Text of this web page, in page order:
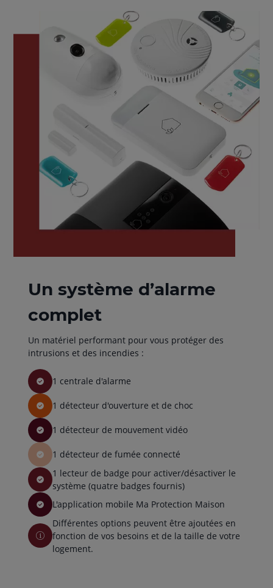
Un système d’alarme
complet
Un matériel performant pour vous protéger des
intrusions et des incendies :
1 centrale d'alarme
1 détecteur d'ouverture et de choc
1 détecteur de mouvement vidéo
1 détecteur de fumée connecté
1 lecteur de badge pour activer/désactiver le
système (quatre badges fournis)
L'application mobile Ma Protection Maison
Différentes options peuvent être ajoutées en
fonction de vos besoins et de la taille de votre
logement.